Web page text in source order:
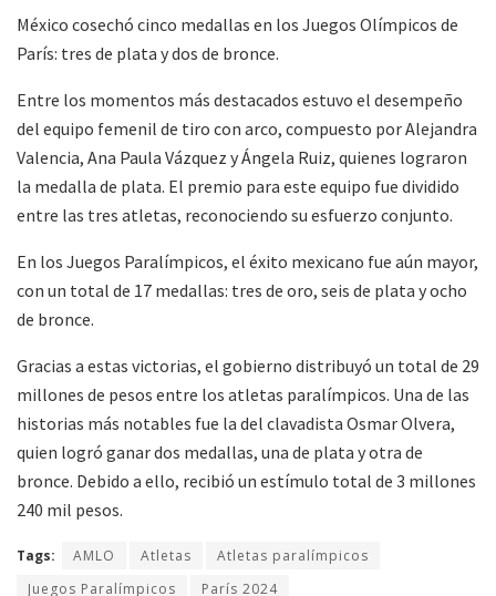
México cosechó cinco medallas en los Juegos Olímpicos de
París: tres de plata y dos de bronce.
Entre los momentos más destacados estuvo el desempeño
del equipo femenil de tiro con arco, compuesto por Alejandra
Valencia, Ana Paula Vázquez y Ángela Ruiz, quienes lograron
la medalla de plata. El premio para este equipo fue dividido
entre las tres atletas, reconociendo su esfuerzo conjunto.
En los Juegos Paralímpicos, el éxito mexicano fue aún mayor,
con un total de 17 medallas: tres de oro, seis de plata y ocho
de bronce.
Gracias a estas victorias, el gobierno distribuyó un total de 29
millones de pesos entre los atletas paralímpicos. Una de las
historias más notables fue la del clavadista Osmar Olvera,
quien logró ganar dos medallas, una de plata y otra de
bronce. Debido a ello, recibió un estímulo total de 3 millones
240 mil pesos.
Tags: AMLO Atletas
Atletas paralímpicos
Juegos Paralímpicos
París 2024